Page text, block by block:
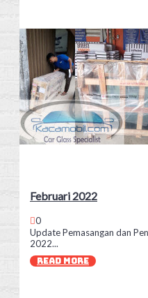
Februari 2022
0
Update Pemasangan dan
2022...
READ MORE